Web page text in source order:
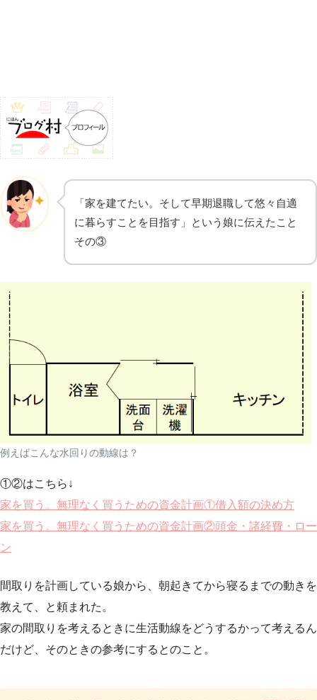
「家を建てたい。そして早期退職して悠々自適
に暮らすことを目指す」という娘に伝えたこと
その③
例えばこんな水回りの動線は？
①②はこちら↓
家を買う。無理なく買うための資金計画①借入額の決め方
家を買う。無理なく買うための資金計画②頭金・諸経費・ロー
ン
間取りを計画している娘から、朝起きてから寝るまでの動きを
教えて、と頼まれた。
家の間取りを考えるときに生活動線をどうするかって考えるん
だけど、そのときの参考にするとのこと。